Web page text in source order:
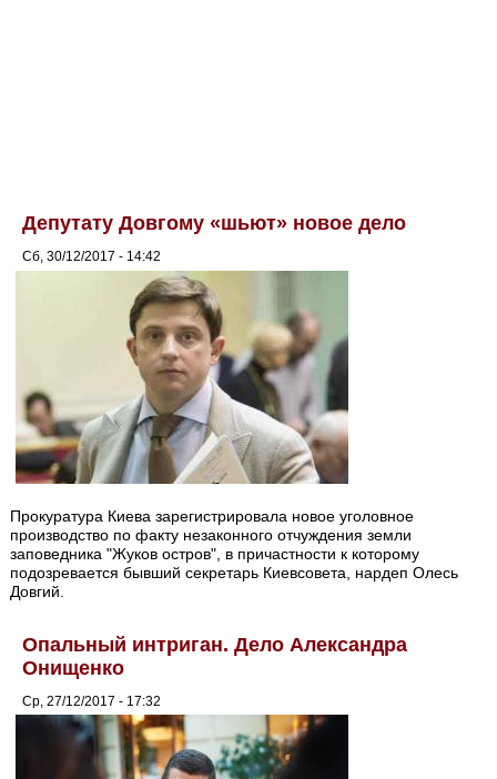
Депутату Довгому «шьют» новое дело
Сб, 30/12/2017 - 14:42
Прокуратура Киева зарегистрировала новое уголовное
производство по факту незаконного отчуждения земли
заповедника "Жуков остров", в причастности к которому
подозревается бывший секретарь Киевсовета, нардеп Олесь
Довгий.
Опальный интриган. Дело Александра
Онищенко
Ср, 27/12/2017 - 17:32